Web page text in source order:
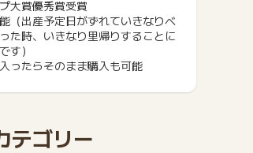
大賞優秀賞受賞
（出産予定日がずれていきなりベ
た時、いきなり里帰りすることに
す）
ったらそのまま購入も可能
テゴリー